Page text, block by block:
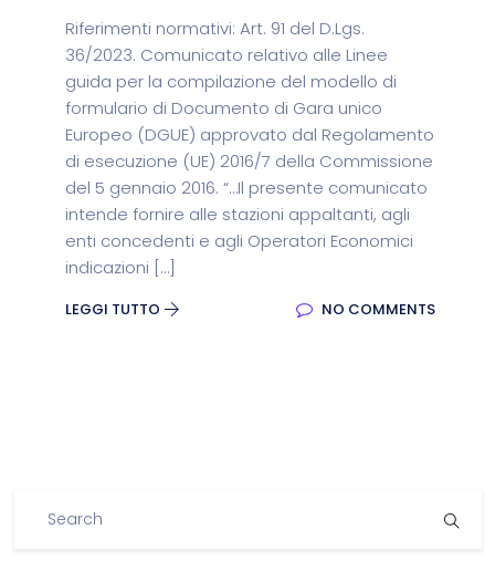
Riferimenti normativi: Art. 91 del D.Lgs.
36/2023. Comunicato relativo alle Linee
guida per la compilazione del modello di
formulario di Documento di Gara unico
Europeo (DGUE) approvato dal Regolamento
di esecuzione (UE) 2016/7 della Commissione
del 5 gennaio 2016. “…Il presente comunicato
intende fornire alle stazioni appaltanti, agli
enti concedenti e agli Operatori Economici
indicazioni […]
LEGGI TUTTO NO COMMENTS